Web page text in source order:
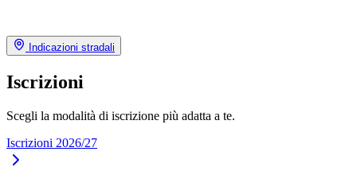
Indicazioni stradali
Iscrizioni
Scegli la modalità di iscrizione più adatta a te.
Iscrizioni 2026/27